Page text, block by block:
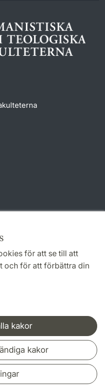
för att se till att
och för att förbättra din
kakor
kakor
nätverk